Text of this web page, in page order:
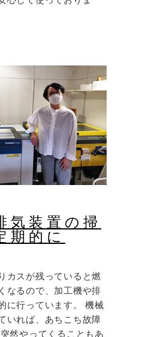
気装置の掃
期的に
カスが残っていると燃
なるので、加工機や排
に行っています。 機械
いれば、あちこち故障
然やってくることもあ